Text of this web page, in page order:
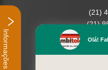
(21)
(21)
Olá!
Informações